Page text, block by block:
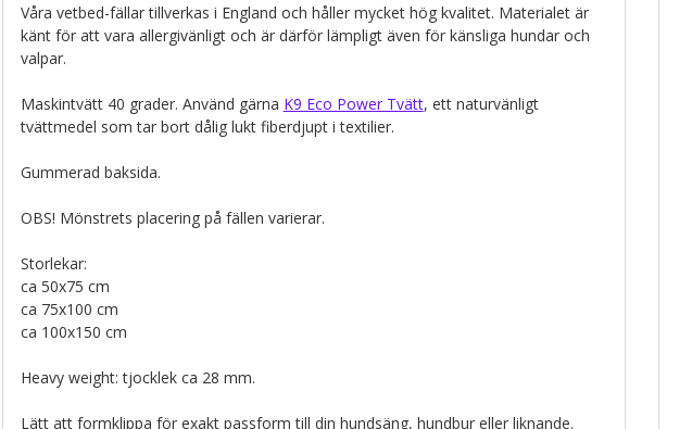
Våra vetbed-fällar tillverkas i England och håller mycket hög kvalitet. Materialet är
känt för att vara allergivänligt och är därför lämpligt även för känsliga hundar och
valpar.
Maskintvätt 40 grader. Använd gärna K9 Eco Power Tvätt, ett naturvänligt
tvättmedel som tar bort dålig lukt fiberdjupt i textilier.
Gummerad baksida.
OBS! Mönstrets placering på fällen varierar.
Storlekar:
ca 50x75 cm
ca 75x100 cm
ca 100x150 cm
Heavy weight: tjocklek ca 28 mm.
Lätt att formklippa för exakt passform till din hundsäng, hundbur eller liknande.